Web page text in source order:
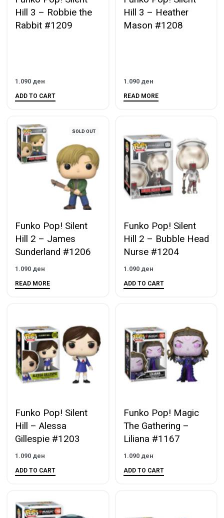
Hill 3 – Robbie the
Rabbit #1209
1.090 ден
ADD TO CART
Hill 3 – Heather
Mason #1208
1.090 ден
READ MORE
SOLD OUT
Funko Pop! Silent
Hill 2 – James
Sunderland #1206
1.090 ден
READ MORE
Funko Pop! Silent
Hill 2 – Bubble Head
Nurse #1204
1.090 ден
ADD TO CART
Funko Pop! Silent
Hill – Alessa
Gillespie #1203
1.090 ден
ADD TO CART
Funko Pop! Magic
The Gathering –
Liliana #1167
1.090 ден
ADD TO CART